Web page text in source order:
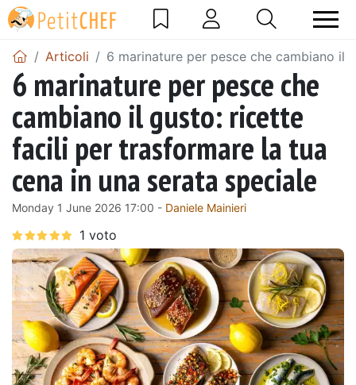
Articoli 6 marinature per pesce che cambiano il
6 marinature per pesce che
cambiano il gusto: ricette
facili per trasformare la tua
cena in una serata speciale
Monday 1 June 2026 17:00 - Daniele Mainieri